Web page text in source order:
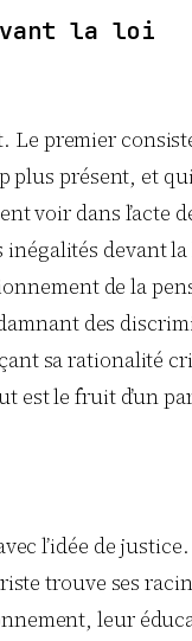
la loi
premier
présent, et
dans l’acte
devant
de la
des
sa rationalité
est le fruit d’un
l’idée de
trouve ses
leur